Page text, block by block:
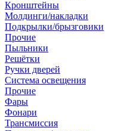
Кронштейны
Молдинги/накладки
Подкрылки/брызговики
Прочие
Пыльники
Решётки
Ручки дверей
Система освещения
Прочие
Фары
Фонари
Трансмиссия